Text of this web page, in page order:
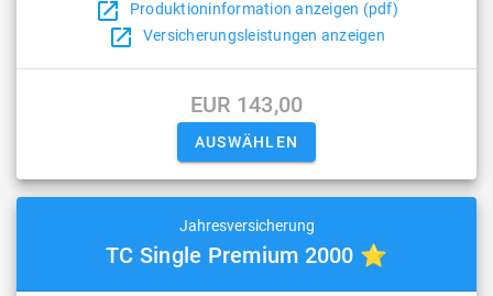
open_in_new Produktioninformation anzeigen (pdf)
open_in_new Versicherungsleistungen anzeigen
EUR 143,00
Jahresversicherung
TC Single Premium 2000 ⭐